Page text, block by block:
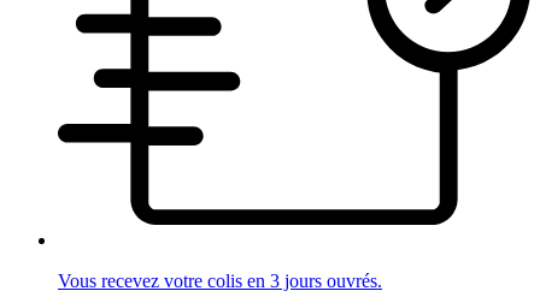
Vous recevez votre colis en 3 jours ouvrés.